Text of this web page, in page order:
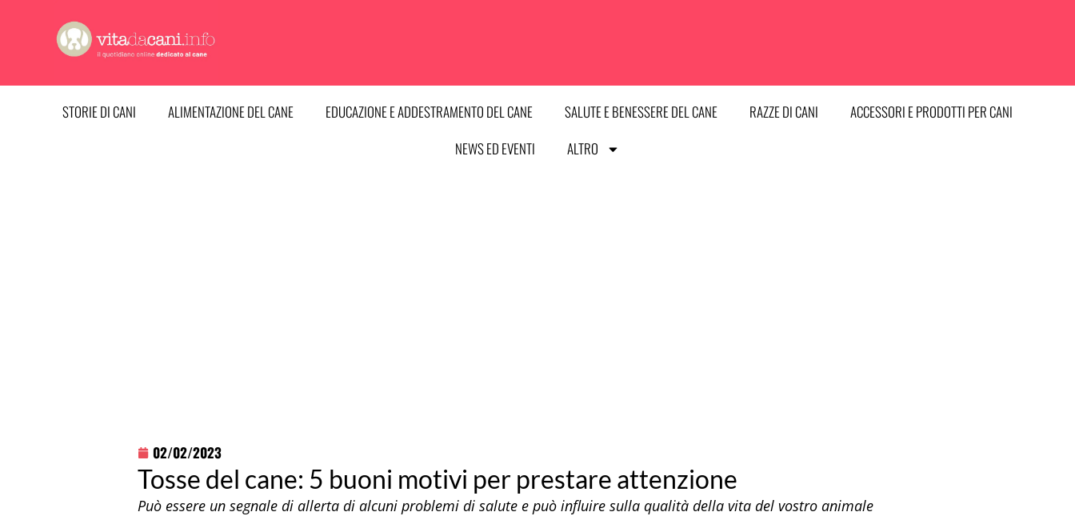
contenuto
STORIE DI CANI ALIMENTAZIONE DEL CANE EDUCAZIONE E ADDESTRAMENTO DEL CANE SALUTE E BENESSERE DEL CANE RAZZE DI CANI
ACCESSORI E PRODOTTI PER CANI
NEWS ED EVENTI
ALTRO
02/02/2023
Tosse del cane: 5 buoni motivi per prestare attenzione
Può essere un segnale di allerta di alcuni problemi di salute e può influire sulla qualità della vita del vostro animale